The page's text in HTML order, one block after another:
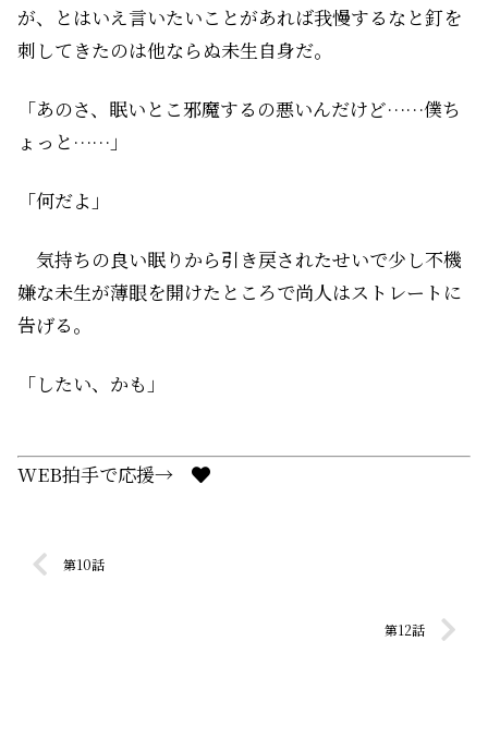
が、とはいえ言いたいことがあれば我慢するなと釘を
刺してきたのは他ならぬ未生自身だ。
「あのさ、眠いとこ邪魔するの悪いんだけど……僕ち
ょっと……」
「何だよ」
気持ちの良い眠りから引き戻されたせいで少し不機
嫌な未生が薄眼を開けたところで尚人はストレートに
告げる。
「したい、かも」
WEB拍手で応援→
第10話
第12話